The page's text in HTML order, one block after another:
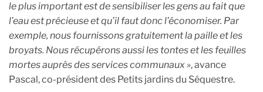
le plus important est de sensibiliser les gens au fait que
l’eau est précieuse et qu’il faut donc l’économiser. Par
exemple, nous fournissons gratuitement la paille et les
broyats. Nous récupérons aussi les tontes et les feuilles
mortes auprès des services communaux », avance
Pascal, co-président des Petits jardins du Séquestre.